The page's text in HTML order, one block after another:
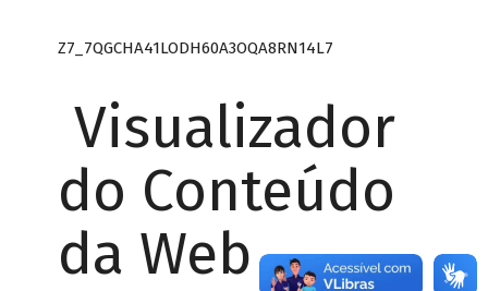
Z7_7QGCHA41LODH60A3OQA8RN14L7
Visualizador
do Conteúdo
da Web